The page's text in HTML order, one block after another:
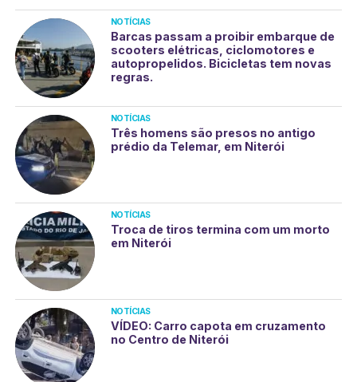
NOTÍCIAS
Barcas passam a proibir embarque de
scooters elétricas, ciclomotores e
autopropelidos. Bicicletas tem novas
regras.
NOTÍCIAS
Três homens são presos no antigo
prédio da Telemar, em Niterói
NOTÍCIAS
Troca de tiros termina com um morto
em Niterói
NOTÍCIAS
VÍDEO: Carro capota em cruzamento
no Centro de Niterói